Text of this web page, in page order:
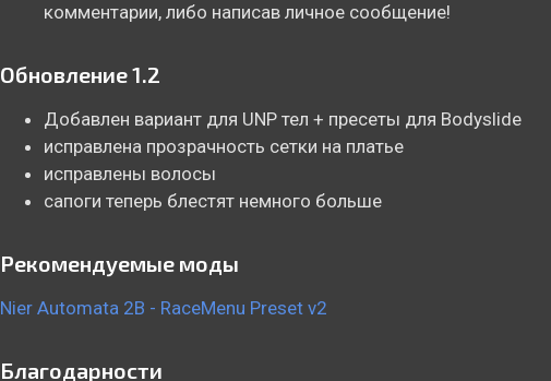
комментарии, либо написав личное сообщение!
Обновление 1.2
Добавлен вариант для UNP тел + пресеты для Bodyslide
исправлена прозрачность сетки на платье
исправлены волосы
сапоги теперь блестят немного больше
Рекомендуемые моды
Nier Automata 2B - RaceMenu Preset v2
Благодарности